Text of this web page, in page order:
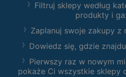
Filtruj sklepy według
produkty i
Zaplanuj swoje zakupy z
Dowiedz się, gdzie
Pierwszy raz w nowym
pokaże Ci wszystkie sklepy